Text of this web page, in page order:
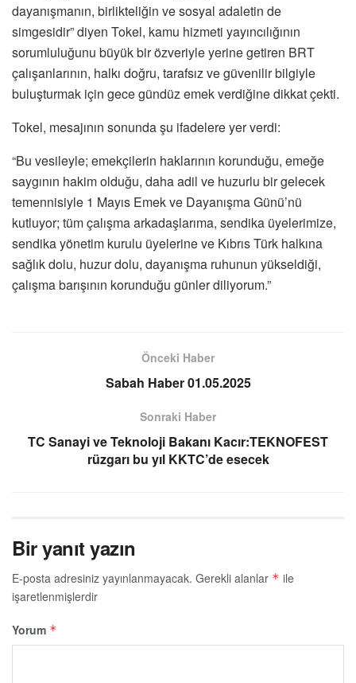
dayanışmanın, birlikteliğin ve sosyal adaletin de
simgesidir” diyen Tokel, kamu hizmeti yayıncılığının
sorumluluğunu büyük bir özveriyle yerine getiren BRT
çalışanlarının, halkı doğru, tarafsız ve güvenilir bilgiyle
buluşturmak için gece gündüz emek verdiğine dikkat çekti.
Tokel, mesajının sonunda şu ifadelere yer verdi:
“Bu vesileyle; emekçilerin haklarının korunduğu, emeğe
saygının hakim olduğu, daha adil ve huzurlu bir gelecek
temennisiyle 1 Mayıs Emek ve Dayanışma Günü’nü
kutluyor; tüm çalışma arkadaşlarıma, sendika üyelerimize,
sendika yönetim kurulu üyelerine ve Kıbrıs Türk halkına
sağlık dolu, huzur dolu, dayanışma ruhunun yükseldiği,
çalışma barışının korunduğu günler diliyorum.”
Önceki Haber
Sabah Haber 01.05.2025
Sonraki Haber
TC Sanayi ve Teknoloji Bakanı Kacır:TEKNOFEST
rüzgarı bu yıl KKTC’de esecek
Bir yanıt yazın
E-posta adresiniz yayınlanmayacak. Gerekli alanlar * ile
işaretlenmişlerdir
Yorum *